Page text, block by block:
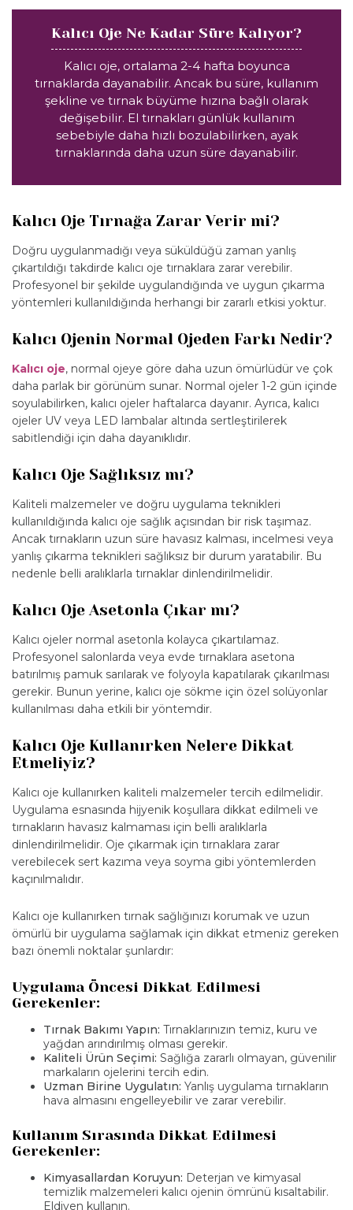
Kalıcı Oje Ne Kadar Süre Kalıyor?
Kalıcı oje, ortalama 2-4 hafta boyunca
tırnaklarda dayanabilir. Ancak bu süre, kullanım
şekline ve tırnak büyüme hızına bağlı olarak
değişebilir. El tırnakları günlük kullanım
sebebiyle daha hızlı bozulabilirken, ayak
tırnaklarında daha uzun süre dayanabilir.
Kalıcı Oje Tırnağa Zarar Verir mi?
Doğru uygulanmadığı veya süküldüğü zaman yanlış
çıkartıldığı takdirde kalıcı oje tırnaklara zarar verebilir.
Profesyonel bir şekilde uygulandığında ve uygun çıkarma
yöntemleri kullanıldığında herhangi bir zararlı etkisi yoktur.
Kalıcı Ojenin Normal Ojeden Farkı Nedir?
Kalıcı oje, normal ojeye göre daha uzun ömürlüdür ve çok
daha parlak bir görünüm sunar. Normal ojeler 1-2 gün içinde
soyulabilirken, kalıcı ojeler haftalarca dayanır. Ayrıca, kalıcı
ojeler UV veya LED lambalar altında sertleştirilerek
sabitlendiği için daha dayanıklıdır.
Kalıcı Oje Sağlıksız mı?
Kaliteli malzemeler ve doğru uygulama teknikleri
kullanıldığında kalıcı oje sağlık açısından bir risk taşımaz.
Ancak tırnakların uzun süre havasız kalması, incelmesi veya
yanlış çıkarma teknikleri sağlıksız bir durum yaratabilir. Bu
nedenle belli aralıklarla tırnaklar dinlendirilmelidir.
Kalıcı Oje Asetonla Çıkar mı?
Kalıcı ojeler normal asetonla kolayca çıkartılamaz.
Profesyonel salonlarda veya evde tırnaklara asetona
batırılmış pamuk sarılarak ve folyoyla kapatılarak çıkarılması
gerekir. Bunun yerine, kalıcı oje sökme için özel solüyonlar
kullanılması daha etkili bir yöntemdir.
Kalıcı Oje Kullanırken Nelere Dikkat
Etmeliyiz?
Kalıcı oje kullanırken kaliteli malzemeler tercih edilmelidir.
Uygulama esnasında hijyenik koşullara dikkat edilmeli ve
tırnakların havasız kalmaması için belli aralıklarla
dinlendirilmelidir. Oje çıkarmak için tırnaklara zarar
verebilecek sert kazıma veya soyma gibi yöntemlerden
kaçınılmalıdır.
Kalıcı oje kullanırken tırnak sağlığınızı korumak ve uzun
ömürlü bir uygulama sağlamak için dikkat etmeniz gereken
bazı önemli noktalar şunlardır:
Uygulama Öncesi Dikkat Edilmesi
Gerekenler:
Tırnak Bakımı Yapın: Tırnaklarınızın temiz, kuru ve
yağdan arındırılmış olması gerekir.
Kaliteli Ürün Seçimi: Sağlığa zararlı olmayan, güvenilir
markaların ojelerini tercih edin.
Uzman Birine Uygulatın: Yanlış uygulama tırnakların
hava almasını engelleyebilir ve zarar verebilir.
Kullanım Sırasında Dikkat Edilmesi
Gerekenler:
Kimyasallardan Koruyun: Deterjan ve kimyasal
temizlik malzemeleri kalıcı ojenin ömrünü kısaltabilir.
Eldiven kullanın.